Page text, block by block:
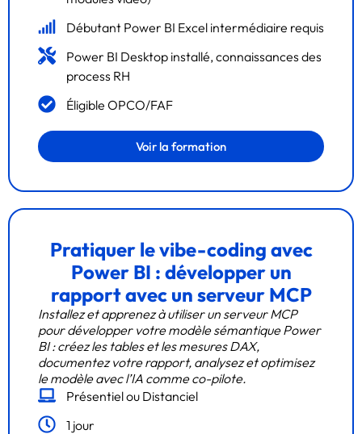
Débutant Power BI Excel intermédiaire requis
Power BI Desktop installé, connaissances des
process RH
Éligible OPCO/FAF
Voir la formation
Pratiquer le vibe-coding avec
Power BI : développer un
rapport avec un serveur MCP
Installez et apprenez à utiliser un serveur MCP
pour développer votre modèle sémantique Power
BI : créez les tables et les mesures DAX,
documentez votre rapport, analysez et optimisez
le modèle avec l’IA comme co-pilote.
Présentiel ou Distanciel
1 jour